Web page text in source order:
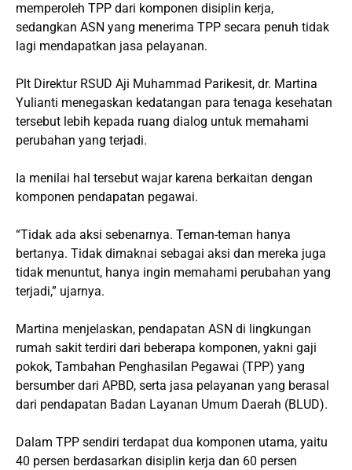
memperoleh TPP dari komponen disiplin kerja,
sedangkan ASN yang menerima TPP secara penuh tidak
lagi mendapatkan jasa pelayanan.
Plt Direktur RSUD Aji Muhammad Parikesit, dr. Martina
Yulianti menegaskan kedatangan para tenaga kesehatan
tersebut lebih kepada ruang dialog untuk memahami
perubahan yang terjadi.
Ia menilai hal tersebut wajar karena berkaitan dengan
komponen pendapatan pegawai.
“Tidak ada aksi sebenarnya. Teman-teman hanya
bertanya. Tidak dimaknai sebagai aksi dan mereka juga
tidak menuntut, hanya ingin memahami perubahan yang
terjadi,” ujarnya.
Martina menjelaskan, pendapatan ASN di lingkungan
rumah sakit terdiri dari beberapa komponen, yakni gaji
pokok, Tambahan Penghasilan Pegawai (TPP) yang
bersumber dari APBD, serta jasa pelayanan yang berasal
dari pendapatan Badan Layanan Umum Daerah (BLUD).
Dalam TPP sendiri terdapat dua komponen utama, yaitu
40 persen berdasarkan disiplin kerja dan 60 persen